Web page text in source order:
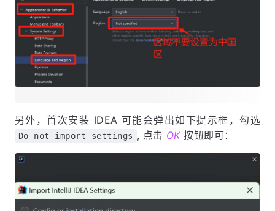
另外，首次安装 IDEA 可能会弹出如下提示框，勾选
Do not import settings , 点击 OK按钮即可：